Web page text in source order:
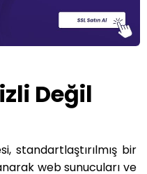
Değil
standartlaştırılmış bir
web sunucuları ve